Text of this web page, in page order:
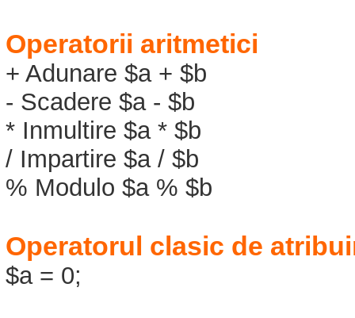
Operatorii aritmetici
+ Adunare $a + $b
- Scadere $a - $b
* Inmultire $a * $b
/ Impartire $a / $b
% Modulo $a % $b
Operatorul clasic de
$a = 0;